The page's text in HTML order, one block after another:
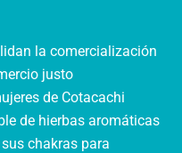
la comercialización
justo
de Cotacachi
de hierbas aromáticas
chakras para